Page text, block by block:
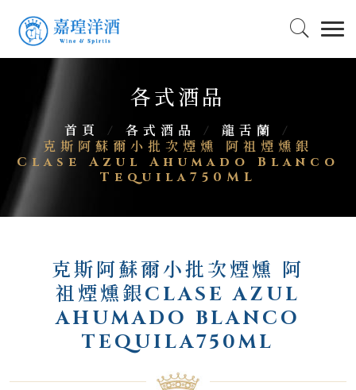
各式酒品
首頁 / 各式酒品 / 龍舌蘭
/
克斯阿蘇爾小批次煙燻 阿祖煙燻銀
Clase Azul Ahumado Blanco
Tequila750ML
克斯阿蘇爾小批次煙燻 阿
祖煙燻銀CLASE AZUL
AHUMADO BLANCO
TEQUILA750ML